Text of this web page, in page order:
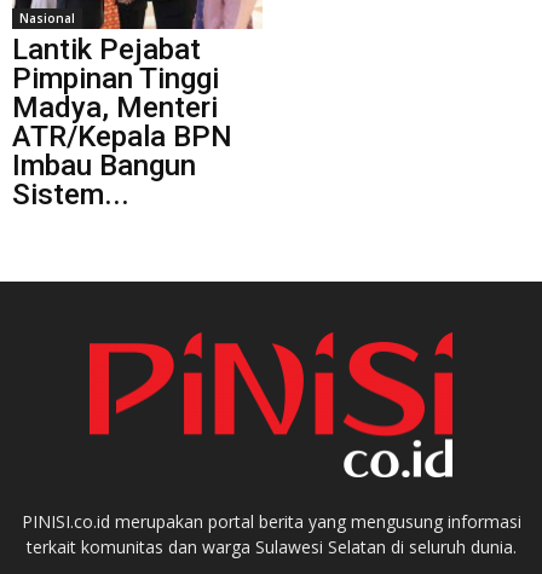
Nasional
Lantik Pejabat
Pimpinan Tinggi
Madya, Menteri
ATR/Kepala BPN
Imbau Bangun
Sistem...
PINISI.co.id merupakan portal berita yang mengusung informasi
terkait komunitas dan warga Sulawesi Selatan di seluruh dunia.